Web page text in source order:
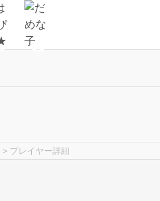
> プレイヤー詳細